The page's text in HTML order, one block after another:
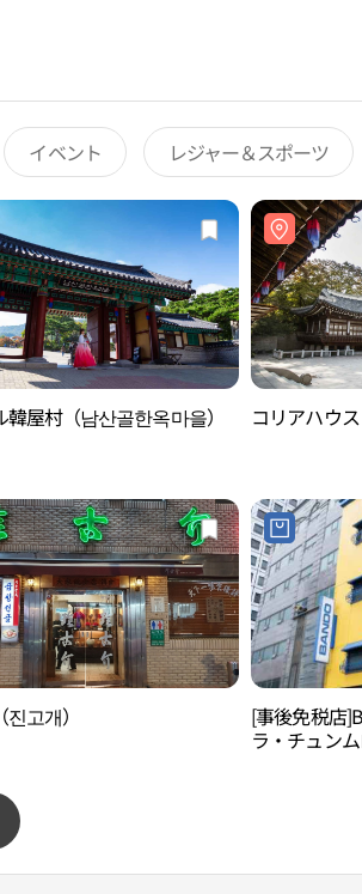
イベント レジャー＆スポーツ
韓屋村（남산골한옥마을） コリアハウス
고개）
[事後免税店
ラ・チュン